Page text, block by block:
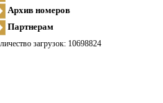
Архив номеров
Партнерам
загрузок: 10698824